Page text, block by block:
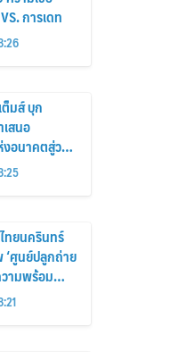
การเดท
มส์ บุก
สนอ
งอนาคตสู่วง
ทยนครินทร์
‘ศูนย์ปลูกถ่าย
ามพร้อม
เดินหน้า
ตสำเร็จ 2
จากผู้บริจาค